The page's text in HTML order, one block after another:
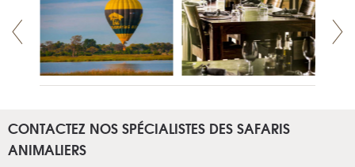
CONTACTEZ NOS SPÉCIALISTES DES SAFARIS
ANIMALIERS